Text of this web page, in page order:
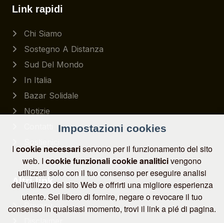
Link rapidi
Chi Siamo
Sostegno A Distanza
Sud Del Mondo
In Italia
Bazar Solidale
Notizie
Altri link
Privacy
Impostazioni cookies
Icookie necessariservono per il funzionamento del sito
web. I cookie funzionalicookie analiticivengono
utilizzati solo con il tuo consenso per eseguire analisi
dell'utilizzo del sito Web e offrirti una migliore esperienza
utente. Sei libero di fornire, negare o revocare il tuo
consenso in qualsiasi momento, trovi il link a pié di pagina.